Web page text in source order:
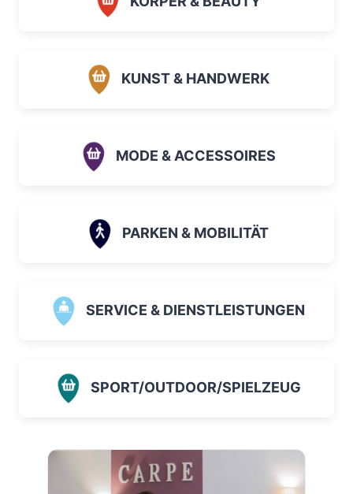
KUNST & HANDWERK
MODE & ACCESSOIRES
PARKEN & MOBILITÄT
SERVICE & DIENSTLEISTUNGEN
SPORT/OUTDOOR/SPIELZEUG